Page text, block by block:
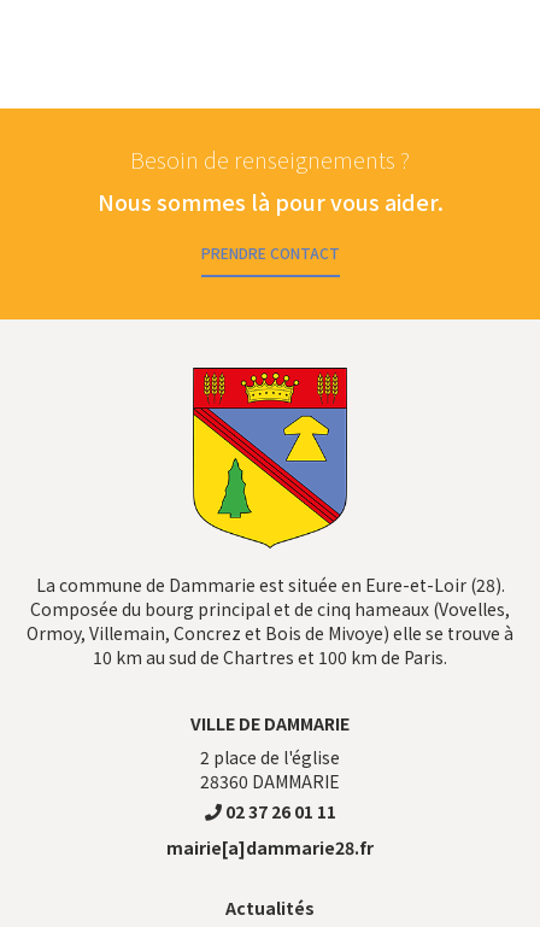
Besoin de renseignements ?
Nous sommes là pour vous aider.
PRENDRE CONTACT
La commune de Dammarie est située en Eure-et-Loir (28).
Composée du bourg principal et de cinq hameaux (Vovelles,
Ormoy, Villemain, Concrez et Bois de Mivoye) elle se trouve à
10 km au sud de Chartres et 100 km de Paris.
VILLE DE DAMMARIE
2 place de l'église
28360 DAMMARIE
02 37 26 01 11
mairie[a]dammarie28.fr
Actualités